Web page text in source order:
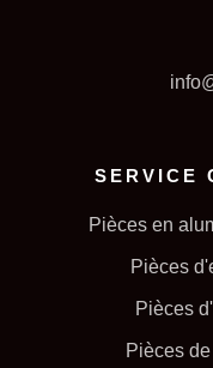
SERVICE
Pièces en
Pièces
Pièces
Pièces